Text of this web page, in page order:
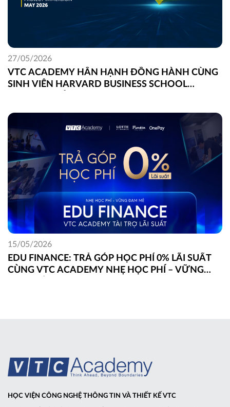
VTC ACADEMY HÂN HẠNH ĐỒNG HÀNH CÙNG
SINH VIÊN HARVARD BUSINESS SCHOOL
27/05/2026
EDU FINANCE: TRẢ GÓP HỌC PHÍ 0% LÃI SUẤT
CÙNG VTC ACADEMY NHẸ HỌC PHÍ – VỮNG
15/05/2026
HỌC VIỆN CÔNG NGHỆ THÔNG TIN VÀ THIẾT KẾ VTC